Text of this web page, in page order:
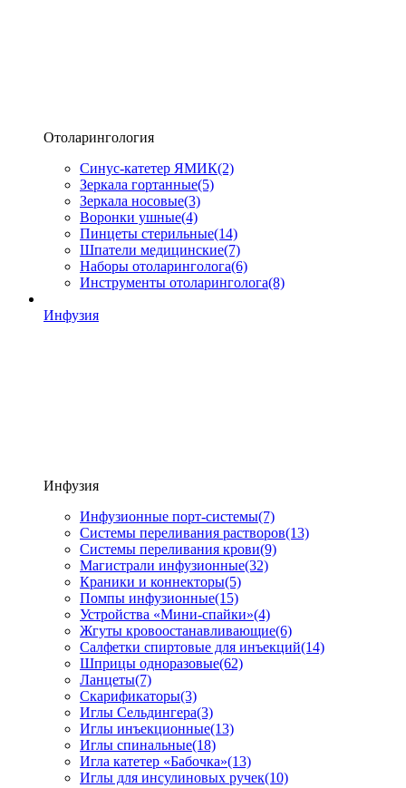
Отоларингология
Синус-катетер ЯМИК(2)
Зеркала гортанные(5)
Зеркала носовые(3)
Воронки ушные(4)
Пинцеты стерильные(14)
Шпатели медицинские(7)
Наборы отоларинголога(6)
Инструменты отоларинголога(8)
Инфузия
Инфузия
Инфузионные порт-системы(7)
Системы переливания растворов(13)
Системы переливания крови(9)
Магистрали инфузионные(32)
Краники и коннекторы(5)
Помпы инфузионные(15)
Устройства «Мини-спайки»(4)
Жгуты кровоостанавливающие(6)
Салфетки спиртовые для инъекций(14)
Шприцы одноразовые(62)
Ланцеты(7)
Скарификаторы(3)
Иглы Сельдингера(3)
Иглы инъекционные(13)
Иглы спинальные(18)
Игла катетер «Бабочка»(13)
Иглы для инсулиновых ручек(10)